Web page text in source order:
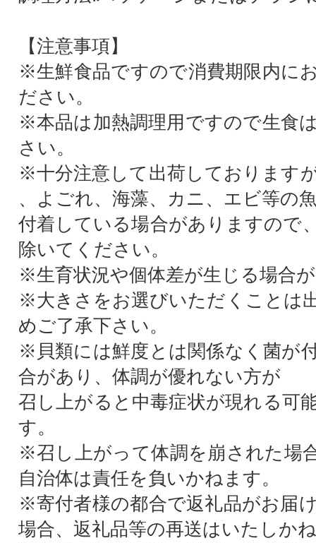
【注意事項】
※生鮮食品ですので消費期限内に
ださい。
※本品は加熱調理用ですので生食
さい。
※十分注意して出荷しております
、よごれ、海藻、カニ、エビ等の
付着している場合がありますので
除いてください。
※生育状況や個体差が生じる場合
※大きさをお選びいただくことは
めご了承下さい。
※貝類には鮮度とは関係なく菌が
合があり、体調が優れない方が
召し上がると中毒症状が現れる可
す。
※召し上がって体調を崩された場
自治体は責任を負いかねます。
※寄付者様の都合で返礼品がお届
場合、返礼品等の再送はいたしか